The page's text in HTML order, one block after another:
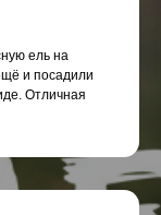
ель на
и посадили
Отличная